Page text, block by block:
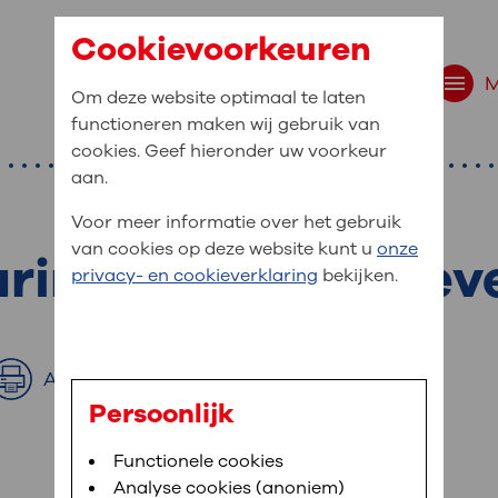
navigatie
bent u naar op
Bloedafname,MijnOLVG,Uw bezoek aan OLVG
medische gegevens
In MijnOLVG kunt u uw medische
het u uitkomt. OLVG breidt MijnOLVG
Afdrukken
Cookievoorkeuren
Om deze website optimaal te laten
functioneren maken wij gebruik van
cookies. Geef hieronder uw voorkeur
aan.
Voor meer informatie over het gebruik
van cookies op deze website kunt u onze
privacy- en cookieverklaring bekijken.
Persoonlijk
Functionele cookies
Analyse cookies (anoniem)